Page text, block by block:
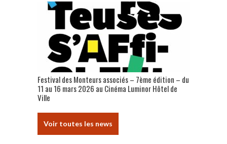
Festival des Monteurs associés – 7ème édition – du
11 au 16 mars 2026 au Cinéma Luminor Hôtel de
Ville
Voir toutes les news